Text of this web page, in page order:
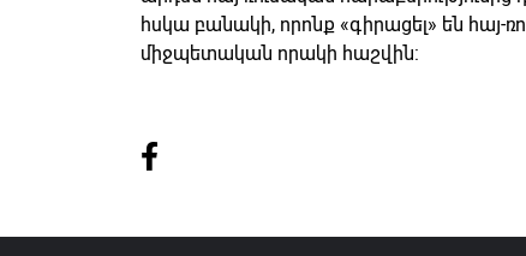
հսկա բանակի, որոնք «գիրացել» են հայ-
միջպետական որակի հաշվին: